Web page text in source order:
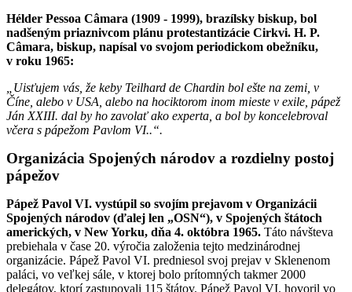
Hélder Pessoa Câmara (1909 - 1999), brazílsky biskup, bol
nadšeným priaznivcom plánu protestantizácie Cirkvi. H. P.
Câmara, biskup, napísal vo svojom periodickom obežníku,
v roku 1965:
„Uisťujem vás, že keby Teilhard de Chardin bol ešte na zemi, v
Číne, alebo v USA, alebo na hociktorom inom mieste v exile, pápež
Ján XXIII. dal by ho zavolať ako experta, a bol by koncelebroval
včera s pápežom Pavlom VI..“.
Organizácia Spojených národov a rozdielny postoj
pápežov
Pápež Pavol VI. vystúpil so svojím prejavom v Organizácii
Spojených národov (ďalej len „OSN“), v Spojených štátoch
amerických, v New Yorku, dňa 4. októbra 1965. Táto návšteva
prebiehala v čase 20. výročia založenia tejto medzinárodnej
organizácie. Pápež Pavol VI. predniesol svoj prejav v Sklenenom
paláci, vo veľkej sále, v ktorej bolo prítomných takmer 2000
delegátov, ktorí zastupovali 115 štátov. Pápež Pavol VI. hovoril vo